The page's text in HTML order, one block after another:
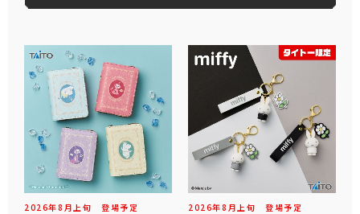
2026年8 月 上旬 登場予定 2026年8 月 上旬 登場予定